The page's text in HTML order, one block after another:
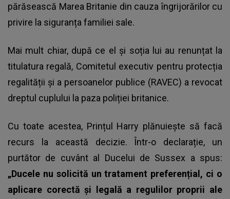
părăsească Marea Britanie din cauza îngrijorărilor cu
privire la siguranța familiei sale.
Mai mult chiar, după ce el și soția lui au renunțat la
titulatura regală, Comitetul executiv pentru protecția
regalității și a persoanelor publice (RAVEC) a revocat
dreptul cuplului la paza poliției britanice.
Cu toate acestea, Prințul Harry plănuiește să facă
recurs la această decizie. Într-o declarație, un
purtător de cuvânt al Ducelui de Sussex a spus:
„Ducele nu solicită un tratament preferențial, ci o
aplicare corectă și legală a regulilor proprii ale